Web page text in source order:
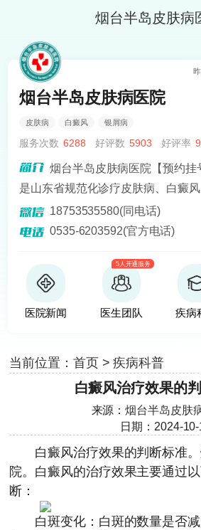
烟台半岛皮肤病
烟台半岛皮肤病医院
皮肤病 白癜风 银屑病
服务次数 6288 好评数 5903 好评率
烟台半岛皮肤病医院【预约挂
是山东省规范化诊疗皮肤病、白癜
院。熟悉皮肤病科常见病、多发病
其擅长光化学疗法、窄波紫外线、
移植治疗白癜风，包括自体表皮移
自体培养黑素细胞移植等。
18753535580(同电话)
0535-6203592(官方电话)
医院新闻
5人开通服务
医生团队 疾病
当前位置： 首页>疾病科普
白癜风治疗效果的
来源：烟台半岛皮肤
日期：2024-10-
白癜风治疗效果的判断标准。
院。白癜风的治疗效果主要通过
断：
白斑变化：白斑的数量是否减